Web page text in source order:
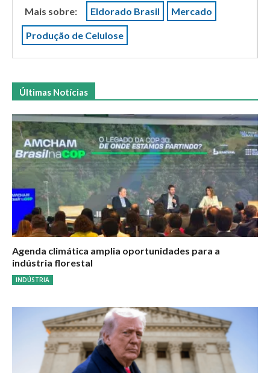
Mais sobre: Eldorado Brasil Mercado
Produção de Celulose
Últimas Notícias
Agenda climática amplia oportunidades para a
indústria florestal
INDÚSTRIA